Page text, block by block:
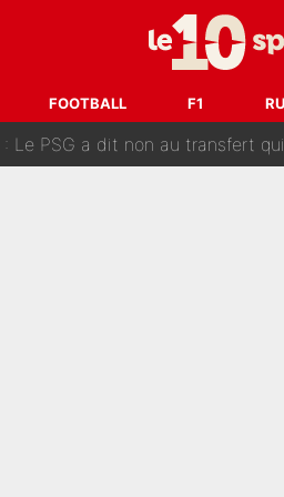
FOOTBALL F1
et va entrer dans
fait une offre pour recruter
: Le PSG a dit non au transfert